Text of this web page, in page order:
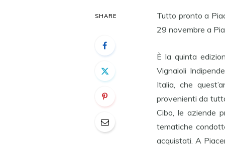
SHARE
Tutto pronto a
29 novembre a
È la quinta
Vignaioli
Italia, che
provenienti da
Cibo, le aziende
tematiche
acquistati. A